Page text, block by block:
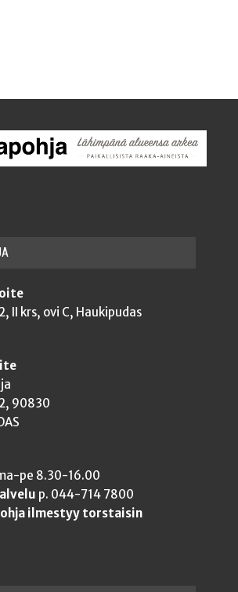
II krs, ovi C, Haukipudas
90830
pe 8.30-16.00
p. 044-714 7800
ilmestyy torstaisin